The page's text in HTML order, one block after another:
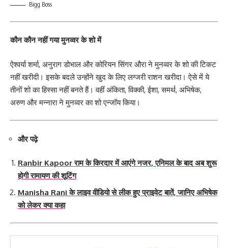
Bigg Boss
कौन कौन नहीं गया मुनव्वर के शो में
ऐश्वर्या शर्मा, अनुराग डोभाल और कोरियन सिंगर औरा ने मुनव्वर के शो की टिकट
नहीं खरीदी। इसके बदले उन्होंने खुद के लिए लग्जरी राशन खरीदा। ऐसे में ये
तीनों शो का हिस्सा नहीं बनते हैं। वहीं अंकिता, विक्की, ईशा, समर्थ, अभिषेक,
अरुण और मन्नारा ने मुनव्वर का शो एन्जॉय किया।
और पढ़े
Ranbir Kapoor राम के किरदार में आएंगे नजर, एनिमल के बाद अब शुरू
होगी रामायण की शूटिंग
Manisha Rani के लाइव वीडियो से लीक हुए प्राइवेट बातें, जानिए अभिषेक
को लेकर क्या कहा